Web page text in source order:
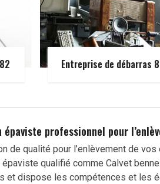
Entreprise de débarras
professionnel pour
de qualité pour l’enlèvement de
épaviste qualifié comme Calvet
et dispose les compétences et les